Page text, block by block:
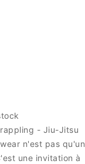
- Jiu-Jitsu
n'est pas qu'un
une invitation à